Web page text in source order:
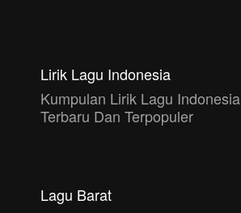
Lirik Lagu Indonesia
Kumpulan Lirik Lagu Indonesia
Terbaru Dan Terpopuler
Lagu Barat